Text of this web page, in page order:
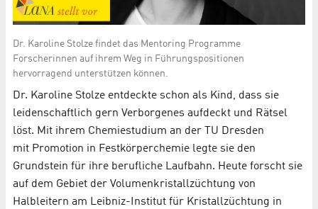
Dr. Karoline Stolze findet das Mentoring Programme
Forscherinnen auf ihrem Weg in Führungspositionen
hervorragend unterstützen können.
Dr. Karoline Stolze entdeckte schon als Kind, dass sie
leidenschaftlich gern Verborgenes aufdeckt und Rätsel
löst. Mit ihrem Chemiestudium an der TU Dresden
mit Promotion in Festkörperchemie legte sie den
Grundstein für ihre berufliche Laufbahn. Heute forscht sie
auf dem Gebiet der Volumenkristallzüchtung von
Halbleitern am Leibniz-Institut für Kristallzüchtung in